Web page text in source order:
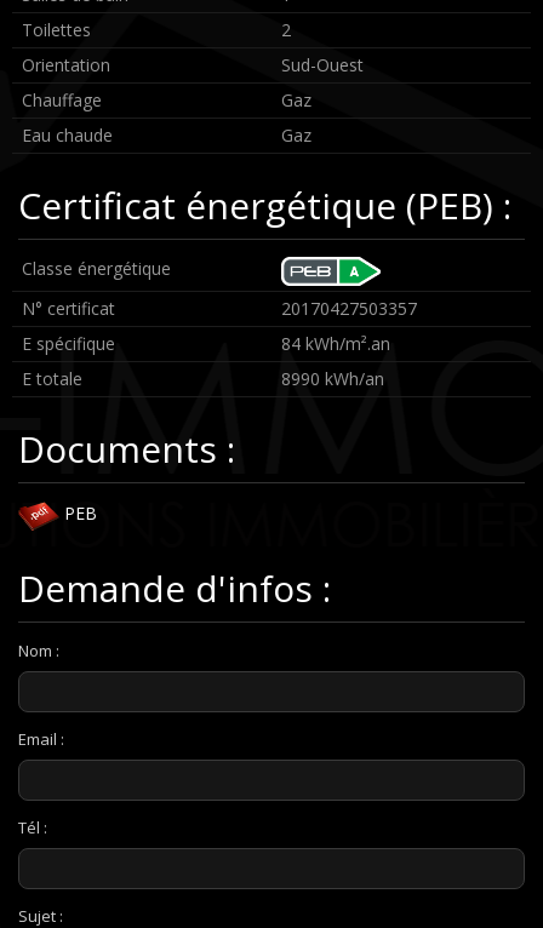
Toilettes
2
Orientation
Sud-Ouest
Chauffage
Gaz
Eau chaude
Gaz
Certificat énergétique (PEB) :
Classe énergétique
N° certificat
20170427503357
E spécifique
84 kWh/m².an
E totale
8990 kWh/an
Documents :
PEB
Demande d'infos :
Nom :
Email :
Tél :
Sujet :